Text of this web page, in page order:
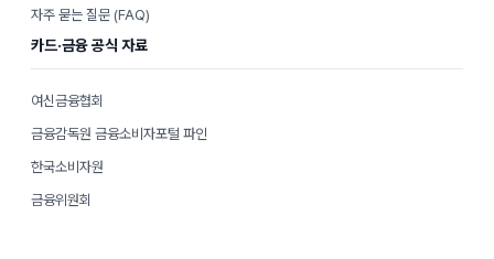
자주 묻는 질문 (FAQ)
카드·금융 공식 자료
여신금융협회
금융감독원 금융소비자포털 파인
한국소비자원
금융위원회